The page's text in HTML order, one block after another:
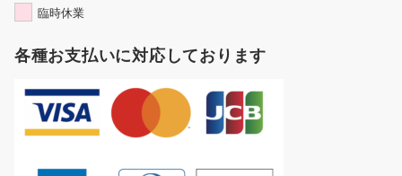
臨時休業
各種お支払いに対応しております